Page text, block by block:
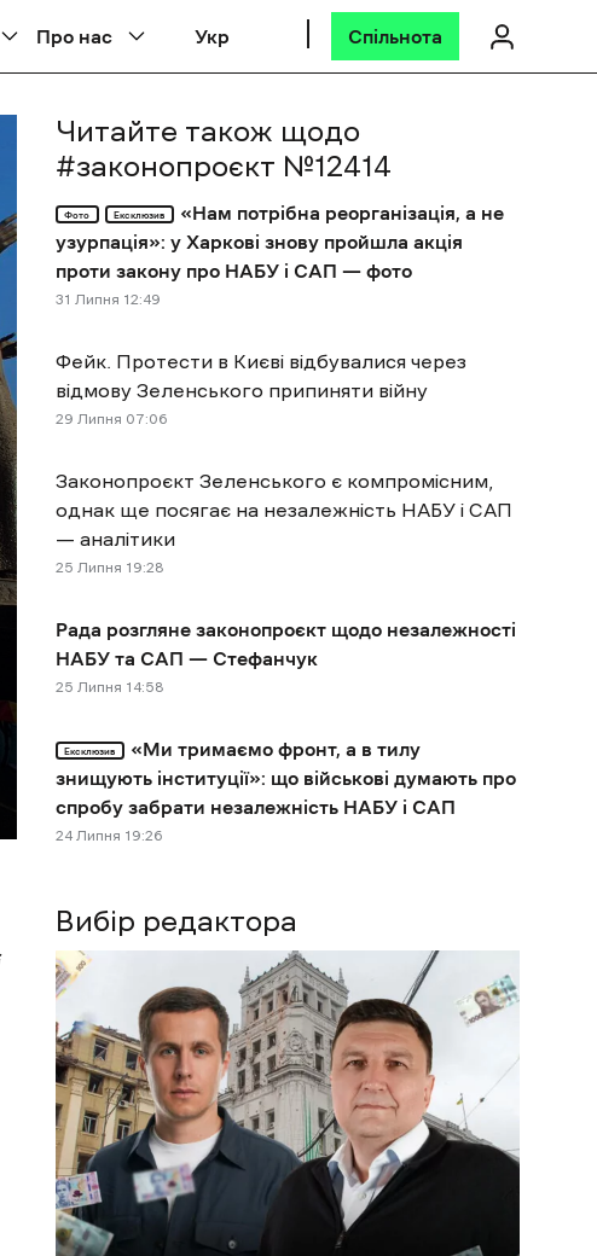
Про нас Укр Спільнота
Вибір редактора
Читайте також щодо
#законопроєкт №12414
Фото Ексклюзив
«Нам потрібна реорганізація, а не
узурпація»: у Харкові знову пройшла акція
проти закону про НАБУ і САП — фото
31 Липня 12:49
Фейк. Протести в Києві відбувалися через
відмову Зеленського припиняти війну
29 Липня 07:06
Законопроєкт Зеленського є компромісним,
однак ще посягає на незалежність НАБУ і САП
— аналітики
25 Липня 19:28
Рада розгляне законопроєкт щодо незалежності
НАБУ та САП — Стефанчук
25 Липня 14:58
Ексклюзив
«Ми тримаємо фронт, а в тилу
знищують інституції»: що військові думають про
спробу забрати незалежність НАБУ і САП
24 Липня 19:26